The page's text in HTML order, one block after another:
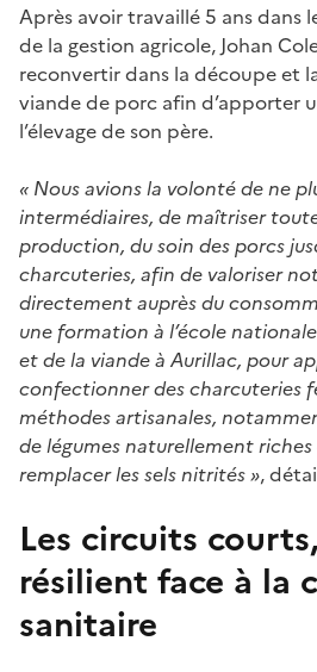
Après avoir travaillé 5 ans dans
de la gestion agricole, Johan
reconvertir dans la découpe et
viande de porc afin d’apporter
l’élevage de son père.
« Nous avions la volonté de ne
intermédiaires, de maîtriser
production, du soin des porcs
charcuteries, afin de valoriser
directement auprès du
une formation à l’école
et de la viande à Aurillac, pour
confectionner des charcuteries
méthodes artisanales,
de légumes naturellement
remplacer les sels nitrités »,
Les circuits
résilient face à la
sanitaire